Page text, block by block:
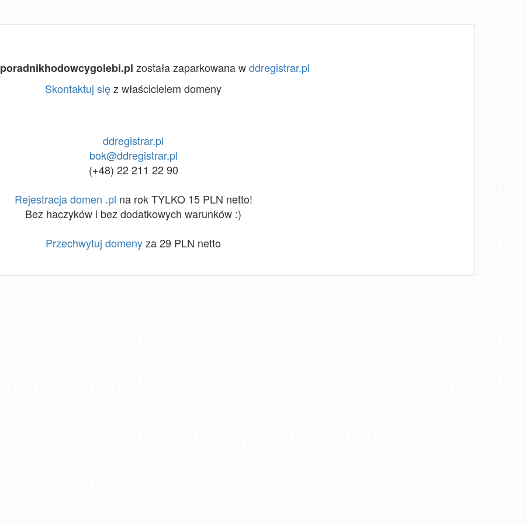
poradnikhodowcygolebi.pl została zaparkowana wddregistrar.pl
Skontaktuj sięz właścicielem domeny
ddregistrar.pl
bok@ddregistrar.pl
(+48) 22 211 22 90
Rejestracja domen .pl na rok TYLKO 15 PLN netto!
Bez haczyków i bez dodatkowych warunków :)
Przechwytuj domenyza 29 PLN netto